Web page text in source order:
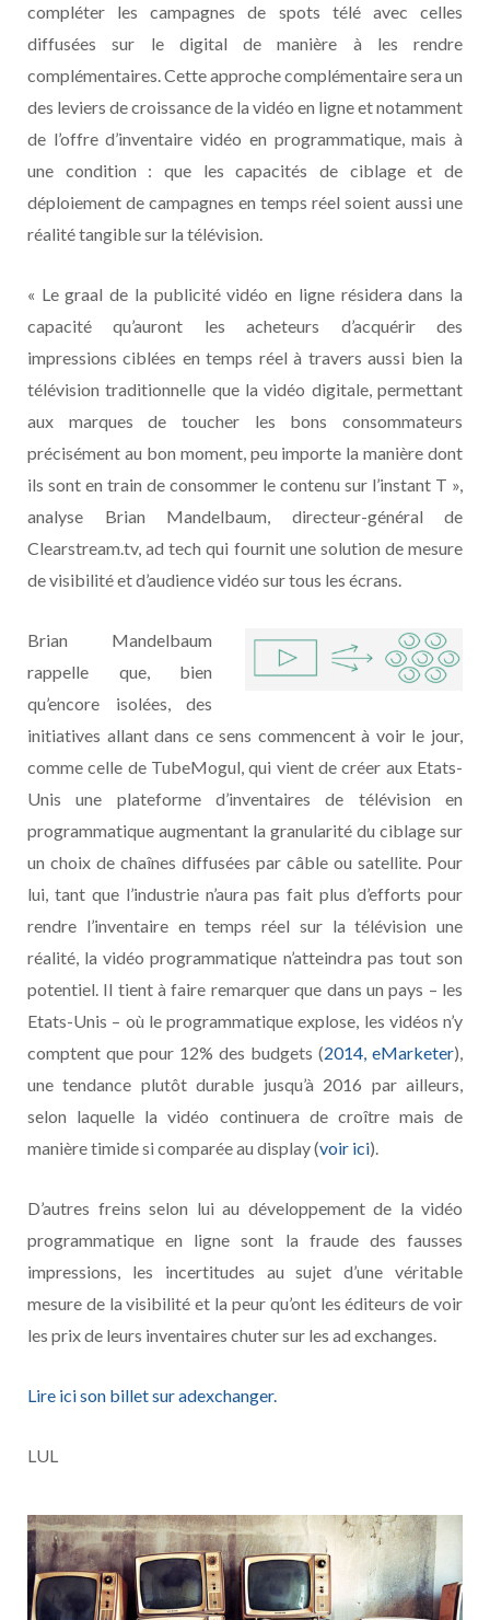
compléter les campagnes de spots télé avec celles
diffusées sur le digital de manière à les rendre
complémentaires. Cette approche complémentaire sera un
des leviers de croissance de la vidéo en ligne et notamment
de l’offre d’inventaire vidéo en programmatique, mais à
une condition : que les capacités de ciblage et de
déploiement de campagnes en temps réel soient aussi une
réalité tangible sur la télévision.
« Le graal de la publicité vidéo en ligne résidera dans la
capacité qu’auront les acheteurs d’acquérir des
impressions ciblées en temps réel à travers aussi bien la
télévision traditionnelle que la vidéo digitale, permettant
aux marques de toucher les bons consommateurs
précisément au bon moment, peu importe la manière dont
ils sont en train de consommer le contenu sur l’instant T »,
analyse Brian Mandelbaum, directeur-général de
Clearstream.tv, ad tech qui fournit une solution de mesure
de visibilité et d’audience vidéo sur tous les écrans.
Brian Mandelbaum
rappelle que, bien
qu’encore isolées, des
initiatives allant dans ce sens commencent à voir le jour,
comme celle de TubeMogul, qui vient de créer aux Etats-
Unis une plateforme d’inventaires de télévision en
programmatique augmentant la granularité du ciblage sur
un choix de chaînes diffusées par câble ou satellite. Pour
lui, tant que l’industrie n’aura pas fait plus d’efforts pour
rendre l’inventaire en temps réel sur la télévision une
réalité, la vidéo programmatique n’atteindra pas tout son
potentiel. Il tient à faire remarquer que dans un pays – les
Etats-Unis – où le programmatique explose, les vidéos n’y
comptent que pour 12% des budgets (2014, eMarketer),
une tendance plutôt durable jusqu’à 2016 par ailleurs,
selon laquelle la vidéo continuera de croître mais de
manière timide si comparée au display (voir ici).
D’autres freins selon lui au développement de la vidéo
programmatique en ligne sont la fraude des fausses
impressions, les incertitudes au sujet d’une véritable
mesure de la visibilité et la peur qu’ont les éditeurs de voir
les prix de leurs inventaires chuter sur les ad exchanges.
Lire ici son billet sur adexchanger.
LUL